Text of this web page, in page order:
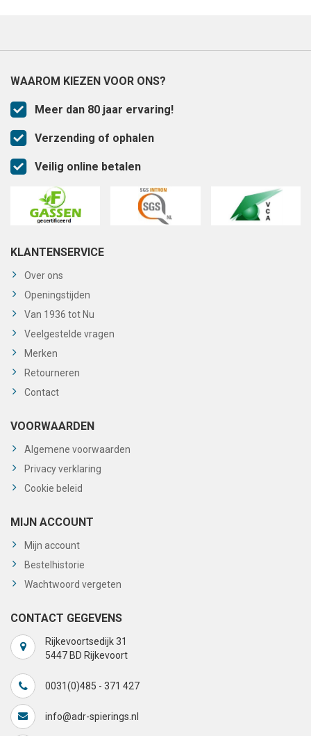
WAAROM KIEZEN VOOR ONS?
Meer dan 80 jaar ervaring!
Verzending of ophalen
Veilig online betalen
KLANTENSERVICE
Over ons
Openingstijden
Van 1936 tot Nu
Veelgestelde vragen
Merken
Retourneren
Contact
VOORWAARDEN
Algemene voorwaarden
Privacy verklaring
Cookie beleid
MIJN ACCOUNT
Mijn account
Bestelhistorie
Wachtwoord vergeten
CONTACT GEGEVENS
Rijkevoortsedijk 31
5447 BD Rijkevoort
0031(0)485 - 371 427
info@adr-spierings.nl